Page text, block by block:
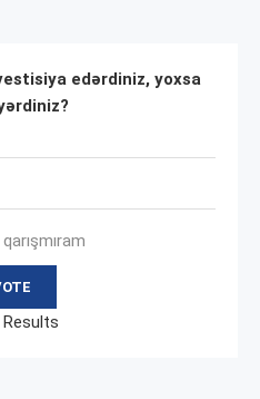
edərdiniz, yoxsa